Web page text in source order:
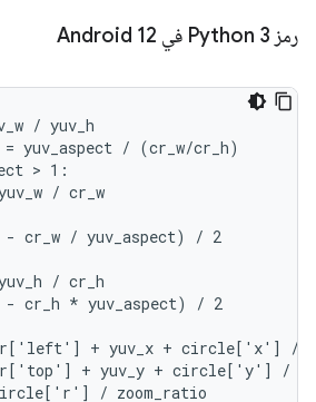
رمز Python 3 في Android 12
/ yuv_h
yuv_aspect / (cr_w/cr_h)
> 1:
/ cr_w
cr_w / yuv_aspect) / 2
/ cr_h
- cr_h * yuv_aspect) / 2
+ yuv_x + circle['x'] /
+ yuv_y + circle['y'] /